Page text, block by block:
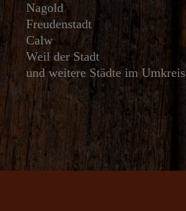
Nagold
Freudenstadt
Calw
Weil der Stadt
und weitere Städte im Umkreis